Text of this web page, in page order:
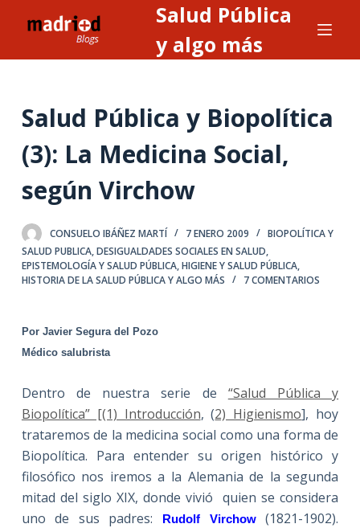
l
n
e
d
o
Salud Pública
y algo más
Salud Pública y Biopolítica
(3): La Medicina Social,
según Virchow
CONSUELO IBÁÑEZ MARTÍ 7 ENERO 2009
BIOPOLÍTICA Y
SALUD PUBLICA,DESIGUALDADES SOCIALES EN SALUD,
EPISTEMOLOGÍA Y SALUD PÚBLICA,HIGIENE Y SALUD PÚBLICA,
HISTORIA DE LA SALUD PÚBLICA Y ALGO MÁS
7 COMENTARIOS
Por Javier Segura del Pozo
Médico salubrista
Dentro de nuestra serie de “Salud Pública y
Biopolítica” [(1) Introducción, (2) Higienismo], hoy
trataremos de la medicina social como una forma de
Biopolítica. Para entender su origen histórico y
filosófico nos iremos a la Alemania de la segunda
mitad del siglo XIX, donde vivió quien se considera
uno de sus padres:
Rudolf Virchow
(1821-1902).